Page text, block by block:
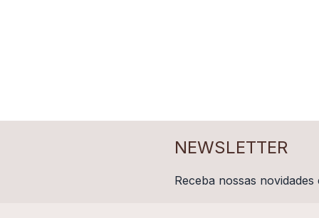
NEWSLETTER
Receba nossas